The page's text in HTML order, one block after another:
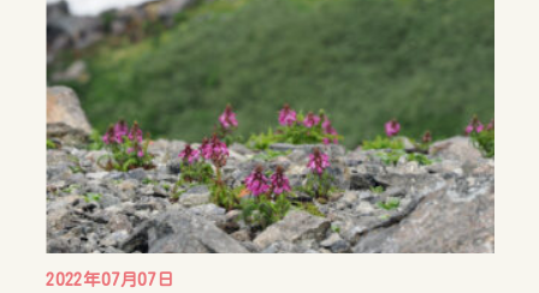
2022年07月07日